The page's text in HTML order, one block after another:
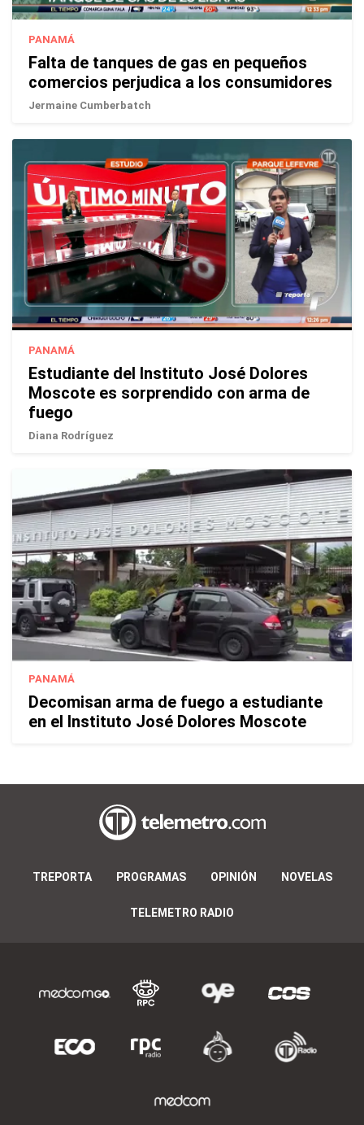
PANAMÁ
Falta de tanques de gas en pequeños
comercios perjudica a los consumidores
Jermaine Cumberbatch
PANAMÁ
Estudiante del Instituto José Dolores
Moscote es sorprendido con arma de
fuego
Diana Rodríguez
PANAMÁ
Decomisan arma de fuego a estudiante
en el Instituto José Dolores Moscote
TREPORTA PROGRAMAS OPINIÓN NOVELAS
TELEMETRO RADIO